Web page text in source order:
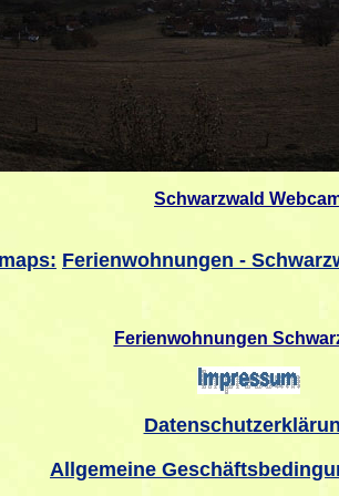
Schwarzwald
Ferienwohnungen -
Ferienwohnungen
Allgemeine